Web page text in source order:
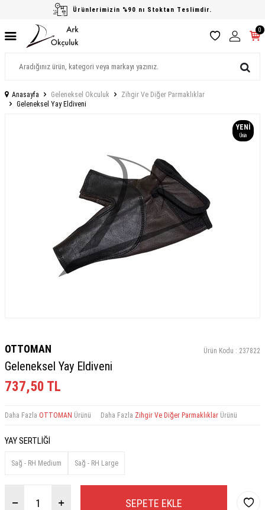
Ürünlerimizin %90 nı Stoktan Teslimdir.
0
Anasayfa Geleneksel Okculuk
Zihgir Ve Diğer Parmaklıklar
Geleneksel Yay Eldiveni
YENI
Ürün
OTTOMAN Ürün Kodu : 237822
Geleneksel Yay Eldiveni
737,50 TL
Daha Fazla OTTOMAN Ürünü Daha Fazla Zihgir Ve Diğer Parmaklıklar Ürünü
YAY SERTLİĞİ
Sağ - RH Medium Sağ - RH Large
SEPETE EKLE